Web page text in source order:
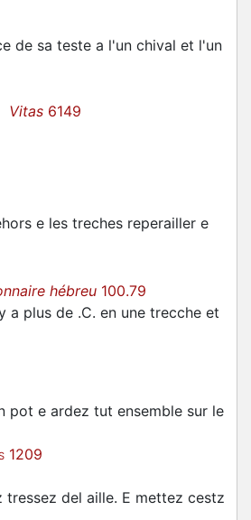
de sa teste a l'un chival et l'un
Vitas 6149
e les treches reperailler e
hébreu 100.79
plus de .C. en une trecche et
pot e ardez tut ensemble sur le
1209
del aille. E mettez cestz